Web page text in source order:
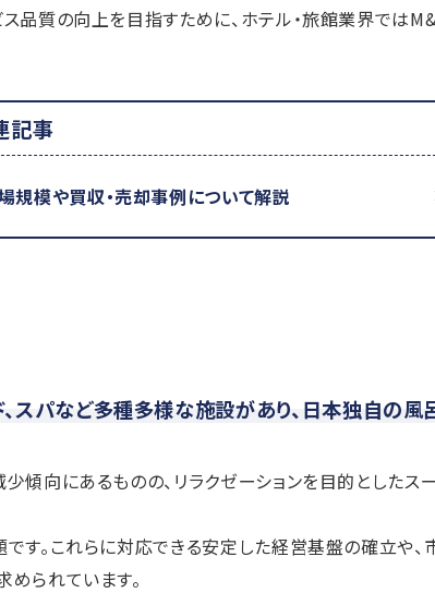
品質の向上を目指すために、ホテル・旅館業界では
記事
規模や買収・売却事例について解説
スパなど多種多様な施設があり、日本独自の風
傾向にあるものの、リラクゼーションを目的としたス
す。これらに対応できる安定した経営基盤の確立や、
られています。